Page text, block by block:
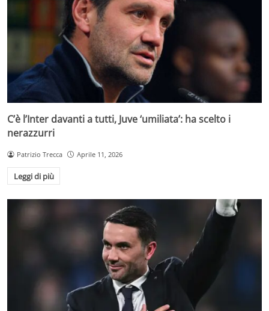
C’è l’Inter davanti a tutti, Juve ‘umiliata’: ha scelto i
nerazzurri
Patrizio Trecca Aprile 11, 2026
Leggi di più